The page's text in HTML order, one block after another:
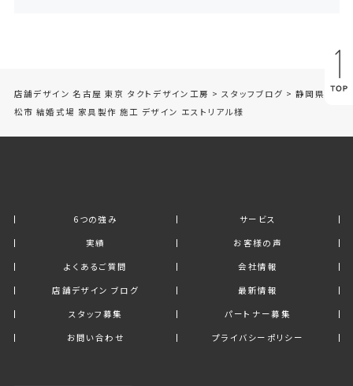
店舗デザイン 名古屋 東京 タクトデザイン工房 > スタッフブログ > 静岡県浜
松市 結婚式場 家具製作 施工 デザイン エストリアル様
6つの強み
サービス
実績
お客様の声
よくあるご質問
会社情報
店舗デザイン ブログ
最新情報
スタッフ募集
パートナー募集
お問い合わせ
プライバシーポリシー